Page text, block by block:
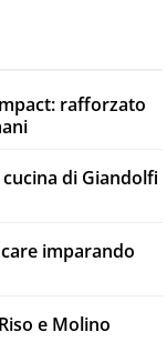
rafforzato
di Giandolfi
imparando
e Molino